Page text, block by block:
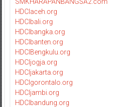
HDCIaceh.org
HDCIbali.org
HDCIbangka.org
HDCIbanten.org
HDCIBengkulu.org
HDCIjogja.org
HDCIjakarta.org
HDCIgorontalo.org
HDCIjambi.org
HDCIbandung.org